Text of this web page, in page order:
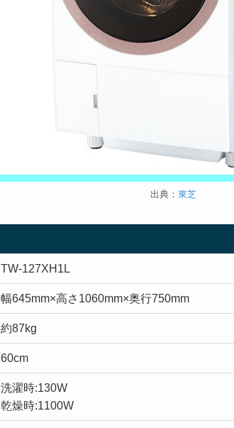
出典： 東芝
TW-127XH1L
幅645mm×高さ1060mm×奥行750mm
約87kg
60cm
洗濯時:130W
乾燥時:1100W